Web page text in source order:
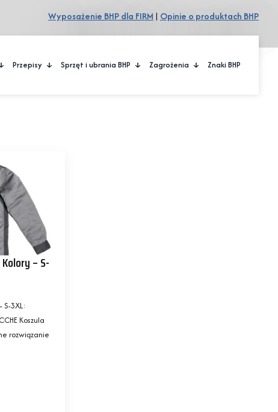
Wyposażenie BHP dla FIRM | Opinie o produktach BHP
Przepisy Sprzęt i ubrania BHP Zagrożenia Znaki BHP
Kolory – S-
S-3XL:
Koszula
rozwiązanie